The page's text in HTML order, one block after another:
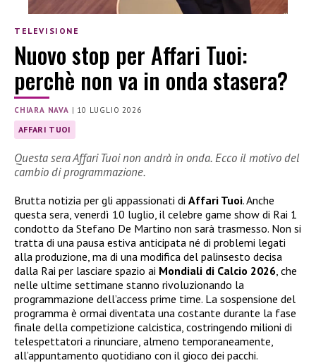
TELEVISIONE
Nuovo stop per Affari Tuoi:
perchè non va in onda stasera?
CHIARA NAVA | 10 LUGLIO 2026
AFFARI TUOI
Questa sera Affari Tuoi non andrà in onda. Ecco il motivo del
cambio di programmazione.
Brutta notizia per gli appassionati di Affari Tuoi. Anche
questa sera, venerdì 10 luglio, il celebre game show di Rai 1
condotto da Stefano De Martino non sarà trasmesso. Non si
tratta di una pausa estiva anticipata né di problemi legati
alla produzione, ma di una modifica del palinsesto decisa
dalla Rai per lasciare spazio ai Mondiali di Calcio 2026 , che
nelle ultime settimane stanno rivoluzionando la
programmazione dell’access prime time. La sospensione del
programma è ormai diventata una costante durante la fase
finale della competizione calcistica, costringendo milioni di
telespettatori a rinunciare, almeno temporaneamente,
all’appuntamento quotidiano con il gioco dei pacchi.